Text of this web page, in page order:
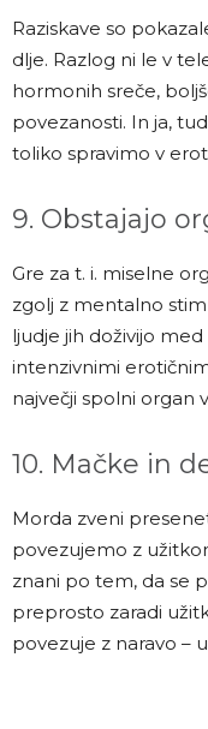
Raziskave so
dlje. Razlog ni le v
hormonih sreče,
povezanosti. In ja,
toliko spravimo v
9. Obstajajo
Gre za t. i. miselne
zgolj z mentalno
ljudje jih doživijo
intenzivnimi
največji spolni organ
10. Mačke in
Morda zveni
povezujemo z
znani po tem, da se
preprosto zaradi
povezuje z naravo –